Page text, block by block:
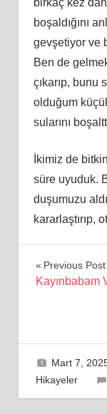
boşaldığını
gevşetiyor ve
Ben de
çıkarıp, bunu
olduğum
sularını
İkimiz de
süre uyuduk.
duşumuzu
kararlaştırıp,
Yazı
Previous Post
Kayınbabam
Mart 7,
Hikayeler